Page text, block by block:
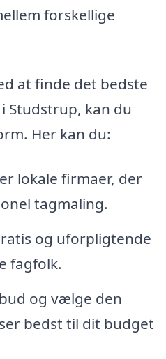
forskellige
at finde det bedste
Studstrup, kan du
Her kan du:
lokale firmaer, der
tagmaling.
og uforpligtende
fagfolk.
og vælge den
bedst til dit budget